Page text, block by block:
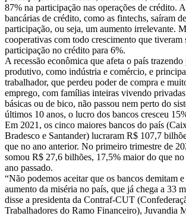
87% na participação nas operações de crédito.
bancárias de crédito, como as fintechs, saíram
participação, ou seja, um aumento irrelevante.
cooperativas com todo crescimento que tiveram
participação no crédito para 6%.
A recessão econômica que afeta o país
produtivo, como indústria e comércio, e
trabalhador, que perdeu poder de compra e
emprego, com famílias inteiras vivendo privadas
básicas ou de bico, não passou nem perto do
últimos 10 anos, o lucro dos bancos cresceu
Em 2021, os cinco maiores bancos do país
Bradesco e Santander) lucraram R$ 107,7
que no ano anterior. No primeiro trimestre de
somou R$ 27,6 bilhões, 17,5% maior do que
ano passado.
“Não podemos aceitar que os bancos demitam
aumento da miséria no país, que já chega a 33
disse a presidenta da Contraf-CUT
Trabalhadores do Ramo Financeiro), Juvandia